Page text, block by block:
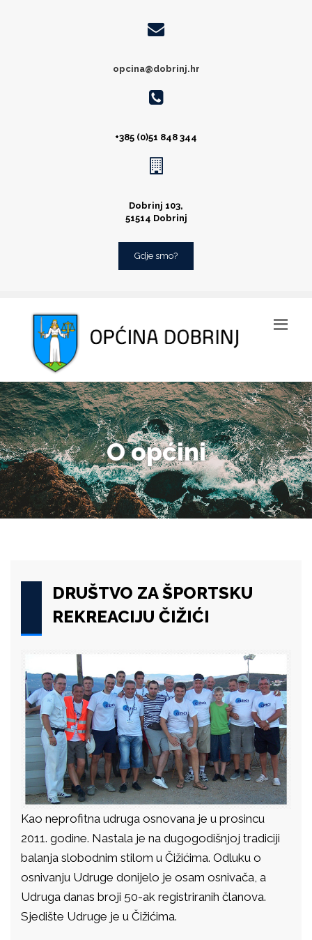
opcina@dobrinj.hr
+385 (0)51 848 344
Dobrinj 103,
51514 Dobrinj
Gdje smo?
O općini
DRUŠTVO ZA ŠPORTSKU
REKREACIJU ČIŽIĆI
Kao neprofitna udruga osnovana je u prosincu
2011. godine. Nastala je na dugogodišnjoj tradiciji
balanja slobodnim stilom u Čižićima. Odluku o
osnivanju Udruge donijelo je osam osnivača, a
Udruga danas broji 50-ak registriranih članova.
Sjedište Udruge je u Čižićima.